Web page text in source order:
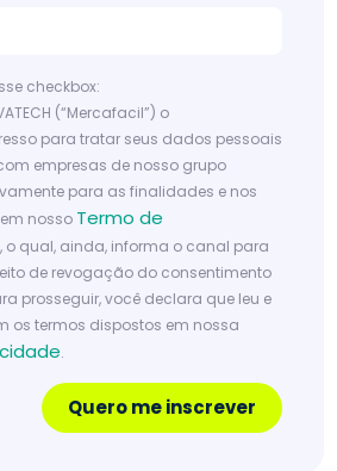
checkbox:
(“Mercafacil”) o
para tratar seus dados pessoais
empresas de nosso grupo
para as finalidades e nos
nosso Termo de
, o qual, ainda, informa o canal para
de revogação do consentimento
prosseguir, você declara que leu e
os termos dispostos em nossa
.
Quero me inscrever